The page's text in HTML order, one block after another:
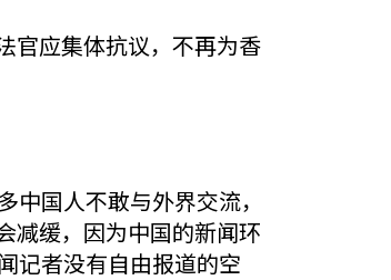
官应集体抗议，不再为香
国人不敢与外界交流，
减缓，因为中国的新闻环
记者没有自由报道的空